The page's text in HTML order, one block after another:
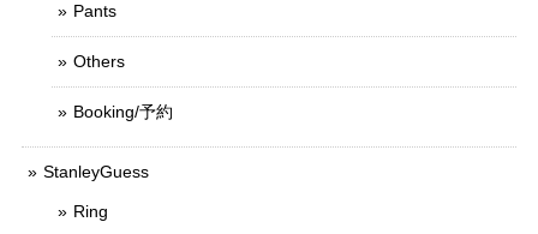
Pants
Others
Booking/予約
StanleyGuess
Ring